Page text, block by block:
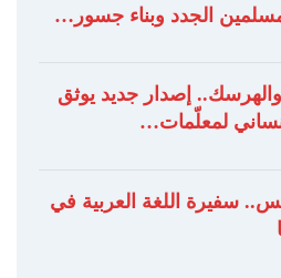
الجدد وبناء جسور…
والهرسك.. إصدار جديد يوثق
لمعلّمات…
سفيرة اللغة العربية في